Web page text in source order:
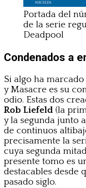
Portada del
de la serie
Deadpool
Condenados a
Si algo ha
y Masacre es su
odio. Estas dos
Rob Liefeld (la
y la segunda junto a
de continuos
precisamente la
cuya segunda
presente tomo es
destacables desde
pasado siglo.